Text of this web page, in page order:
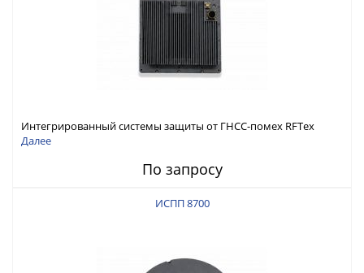
Интегрированный системы защиты от ГНСС-помех RFТех
ИСПП 8800
Далее
По запросу
ИСПП 8700